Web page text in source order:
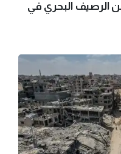
اكتمال إنشاء 50% من الرصيف البحري في